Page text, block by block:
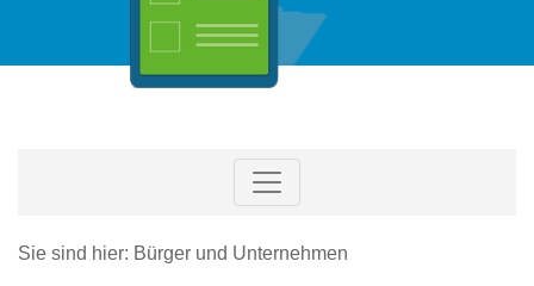
Sie sind hier: Bürger und Unternehmen